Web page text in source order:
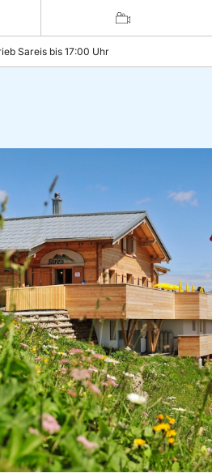
Sareis bis 17:00 Uhr